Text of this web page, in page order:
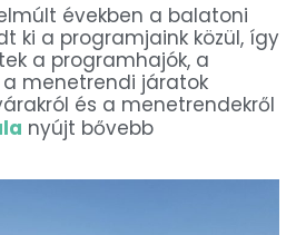
években a balatoni
ki a programjaink közül, így
a programhajók, a
menetrendi járatok
és a menetrendekről
nyújt bővebb